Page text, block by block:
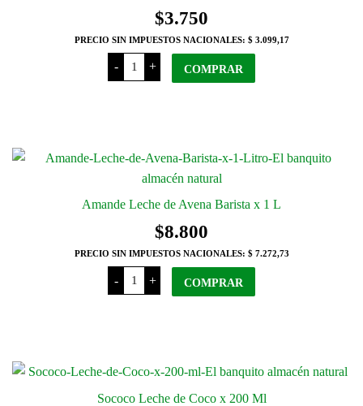
$3.750
PRECIO SIN IMPUESTOS NACIONALES: $ 3.099,17
-
Tratenfu
Leche
Almendra
+ COMPRAR
Amande Leche de Avena Barista x 1 L
$8.800
PRECIO SIN IMPUESTOS NACIONALES: $ 7.272,73
-
Amande
Leche
de
cantidad
+ COMPRAR
Sococo Leche de Coco x 200 Ml